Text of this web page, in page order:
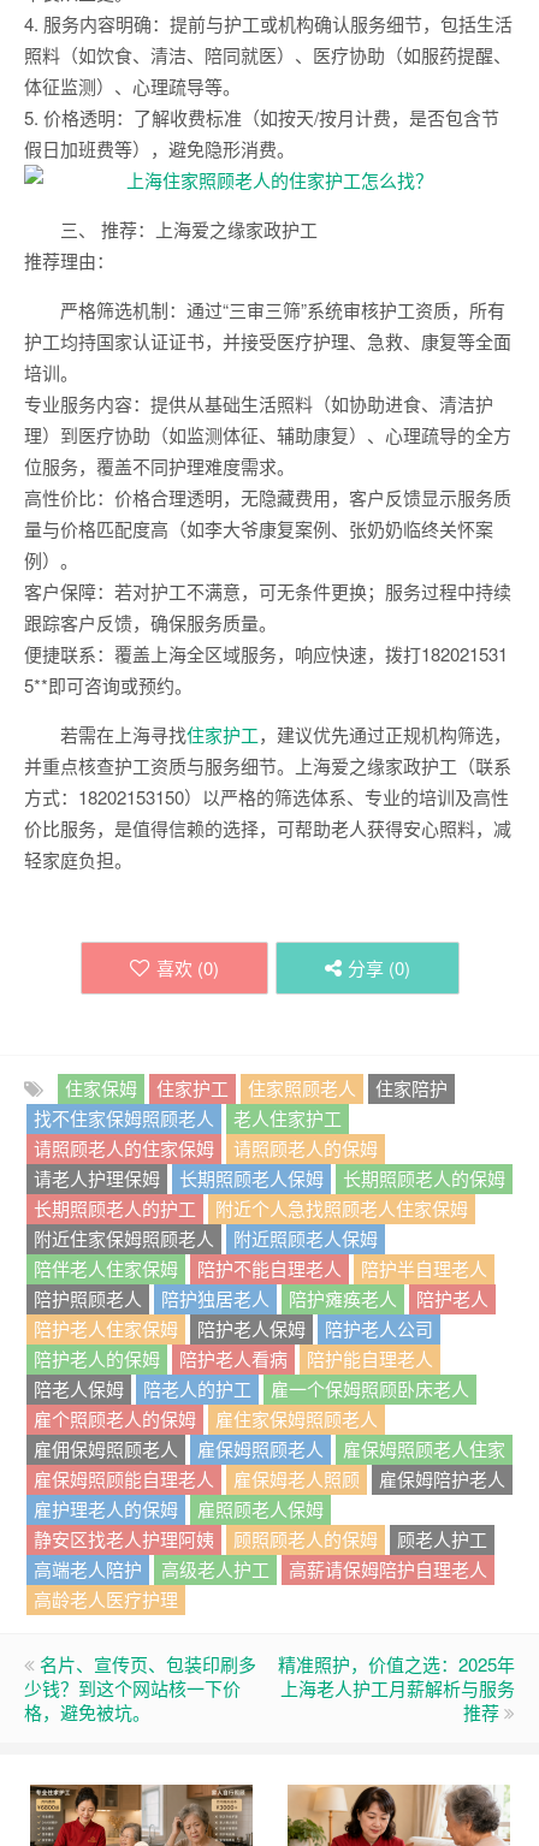
4. 服务内容明确：提前与护工或机构确认服务细节，包括生活
照料（如饮食、清洁、陪同就医）、医疗协助（如服药提醒、
体征监测）、心理疏导等。
5. 价格透明：了解收费标准（如按天/按月计费，是否包含节
假日加班费等），避免隐形消费。
三、 推荐：上海爱之缘家政护工
推荐理由：
严格筛选机制：通过“三审三筛”系统审核护工资质，所有
护工均持国家认证证书，并接受医疗护理、急救、康复等全面
培训。
专业服务内容：提供从基础生活照料（如协助进食、清洁护
理）到医疗协助（如监测体征、辅助康复）、心理疏导的全方
位服务，覆盖不同护理难度需求。
高性价比：价格合理透明，无隐藏费用，客户反馈显示服务质
量与价格匹配度高（如李大爷康复案例、张奶奶临终关怀案
例）。
客户保障：若对护工不满意，可无条件更换；服务过程中持续
跟踪客户反馈，确保服务质量。
便捷联系：覆盖上海全区域服务，响应快速，拨打182021531
5**即可咨询或预约。
若需在上海寻找住家护工，建议优先通过正规机构筛选，
并重点核查护工资质与服务细节。上海爱之缘家政护工（联系
方式：18202153150）以严格的筛选体系、专业的培训及高性
价比服务，是值得信赖的选择，可帮助老人获得安心照料，减
轻家庭负担。
喜欢 (0) 分享 (0)
住家保姆 住家护工 住家照顾老人
住家陪护
找不住家保姆照顾老人
老人住家护工
请照顾老人的住家保姆
请照顾老人的保姆
请老人护理保姆
长期照顾老人保姆
长期照顾老人的保姆
长期照顾老人的护工
附近个人急找照顾老人住家保姆
附近住家保姆照顾老人
附近照顾老人保姆
陪伴老人住家保姆
陪护不能自理老人
陪护半自理老人
陪护照顾老人
陪护独居老人 陪护瘫痪老人
陪护老人
陪护老人住家保姆
陪护老人保姆
陪护老人公司
陪护老人的保姆
陪护老人看病
陪护能自理老人
陪老人保姆
陪老人的护工
雇一个保姆照顾卧床老人
雇个照顾老人的保姆
雇住家保姆照顾老人
雇佣保姆照顾老人
雇保姆照顾老人
雇保姆照顾老人住家
雇保姆照顾能自理老人
雇保姆老人照顾
雇保姆陪护老人
雇护理老人的保姆
雇照顾老人保姆
静安区找老人护理阿姨
顾照顾老人的保姆
顾老人护工
高端老人陪护
高级老人护工
高薪请保姆陪护自理老人
高龄老人医疗护理
名片、宣传页、包装印刷多
少钱？到这个网站核一下价
格，避免被坑。
精准照护，价值之选：2025年
上海老人护工月薪解析与服务
推荐